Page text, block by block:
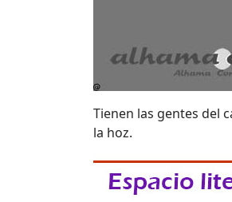
Tienen las gentes del
la hoz.